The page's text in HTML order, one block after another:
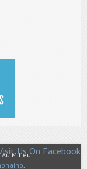
Au Milieu.
.